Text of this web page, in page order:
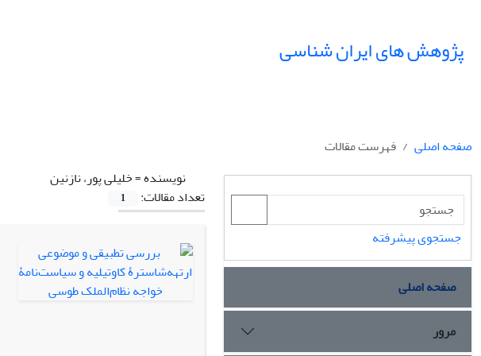
پژوهش های ایران شناسی
صفحه اصلی
فهرست مقالات
نویسنده =خلیلی پور، نازنین
تعداد مقالات:
1
جستجوی پیشرفته
صفحه اصلی
مرور